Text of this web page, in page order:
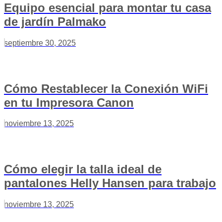
Equipo esencial para montar tu casa
de jardín Palmako
septiembre 30, 2025
Cómo Restablecer la Conexión WiFi
en tu Impresora Canon
noviembre 13, 2025
Cómo elegir la talla ideal de
pantalones Helly Hansen para trabajo
noviembre 13, 2025